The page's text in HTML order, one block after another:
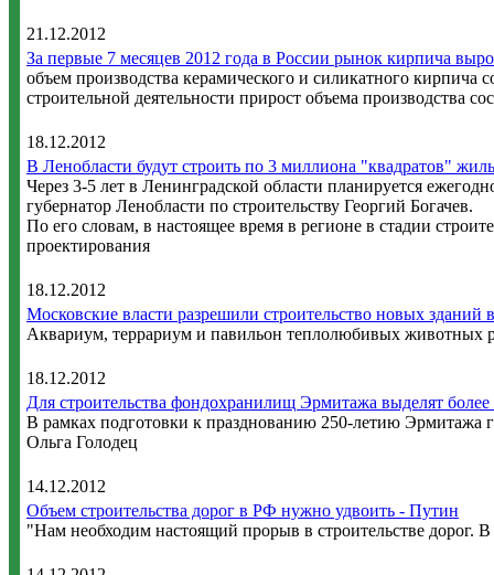
21.12.2012
За первые 7 месяцев 2012 года в России рынок кирпича
объем производства керамического и силикатного
строительной деятельности прирост объема производства
18.12.2012
В Ленобласти будут строить по 3 миллиона "квадратов"
Через 3-5 лет в Ленинградской области планируется
губернатор Ленобласти по строительству Георгий Богачев.
По его словам, в настоящее время в регионе в стадии
проектирования
18.12.2012
Московские власти разрешили строительство новых зданий
Аквариум, террариум и павильон теплолюбивых животных
18.12.2012
Для строительства фондохранилищ Эрмитажа выделят
В рамках подготовки к празднованию 250-летию Эрмитажа
Ольга Голодец
14.12.2012
Объем строительства дорог в РФ нужно удвоить - Путин
"Нам необходим настоящий прорыв в строительстве дорог.